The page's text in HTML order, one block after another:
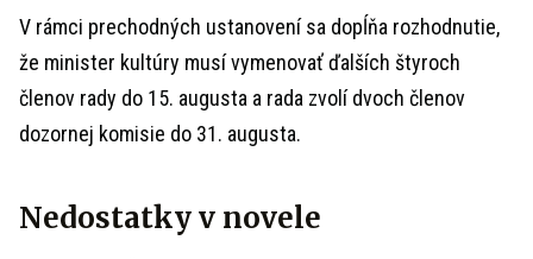
V rámci prechodných ustanovení sa dopĺňa rozhodnutie,
že minister kultúry musí vymenovať ďalších štyroch
členov rady do 15. augusta a rada zvolí dvoch členov
dozornej komisie do 31. augusta.
Nedostatky v novele